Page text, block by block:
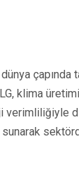
klima